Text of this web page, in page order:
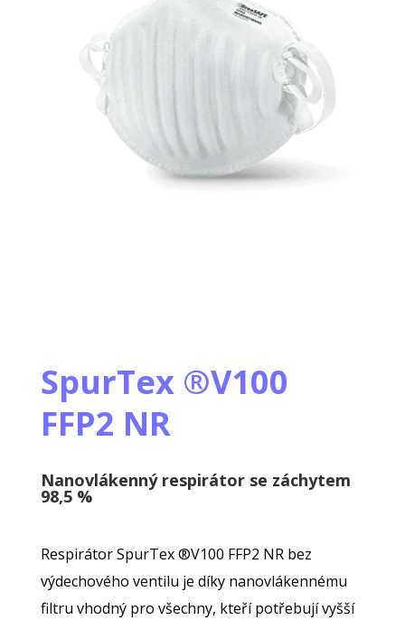
SpurTex ®V100
FFP2 NR
Nanovlákenný respirátor se záchytem
98,5 %
Respirátor SpurTex®V100 FFP2 NR bez
výdechového ventilu je díky nanovlákennému
filtru vhodný pro všechny, kteří potřebují vyšší